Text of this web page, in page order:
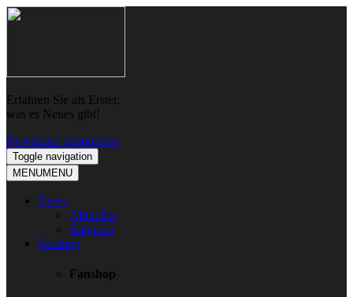
Skip
Skip
Erfahren Sie als Erster,
was es Neues gibt!
Newsletter abonnieren
Toggle navigation
MENUMENU
News
Aktuelles
Ratgeber
Fanshop
Fanshop